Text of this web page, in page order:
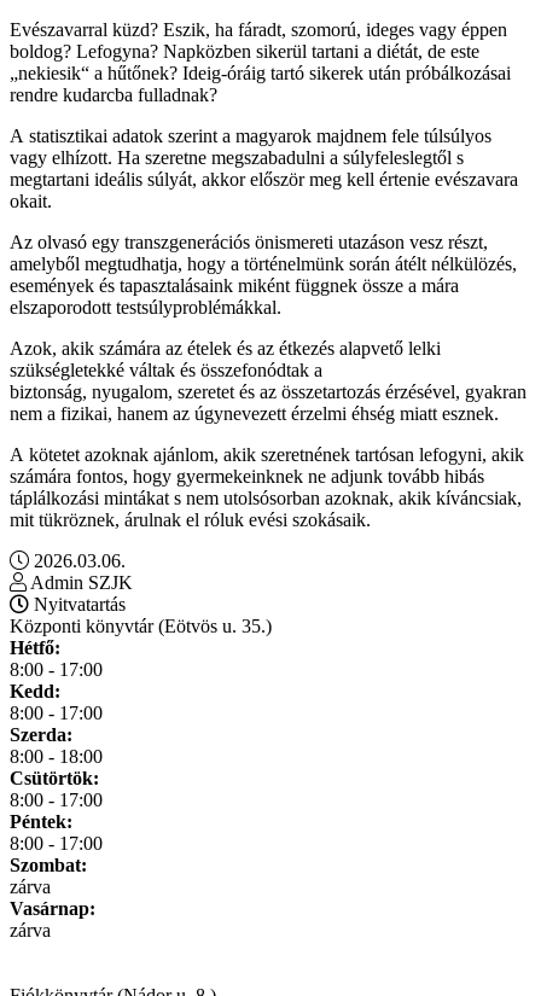
Evészavarral küzd? Eszik, ha fáradt, szomorú, ideges vagy éppen
boldog? Lefogyna? Napközben sikerül tartani a diétát, de este
„nekiesik“ a hűtőnek? Ideig-óráig tartó sikerek után próbálkozásai
rendre kudarcba fulladnak?
A statisztikai adatok szerint a magyarok majdnem fele túlsúlyos
vagy elhízott. Ha szeretne megszabadulni a súlyfeleslegtől s
megtartani ideális súlyát, akkor először meg kell értenie evészavara
okait.
Az olvasó egy transzgenerációs önismereti utazáson vesz részt,
amelyből megtudhatja, hogy a történelmünk során átélt nélkülözés,
események és tapasztalásaink miként függnek össze a mára
elszaporodott testsúlyproblémákkal.
Azok, akik számára az ételek és az étkezés alapvető lelki
szükségletekké váltak és összefonódtak a
biztonság, nyugalom, szeretet és az összetartozás érzésével, gyakran
nem a fizikai, hanem az úgynevezett érzelmi éhség miatt esznek.
A kötetet azoknak ajánlom, akik szeretnének tartósan lefogyni, akik
számára fontos, hogy gyermekeinknek ne adjunk tovább hibás
táplálkozási mintákat s nem utolsósorban azoknak, akik kíváncsiak,
mit tükröznek, árulnak el róluk evési szokásaik.
2026.03.06.
Admin SZJK
Nyitvatartás
Központi könyvtár (Eötvös u. 35.)
Hétfő:
8:00 - 17:00
Kedd:
8:00 - 17:00
Szerda:
8:00 - 18:00
Csütörtök:
8:00 - 17:00
Péntek:
8:00 - 17:00
Szombat:
zárva
Vasárnap:
zárva